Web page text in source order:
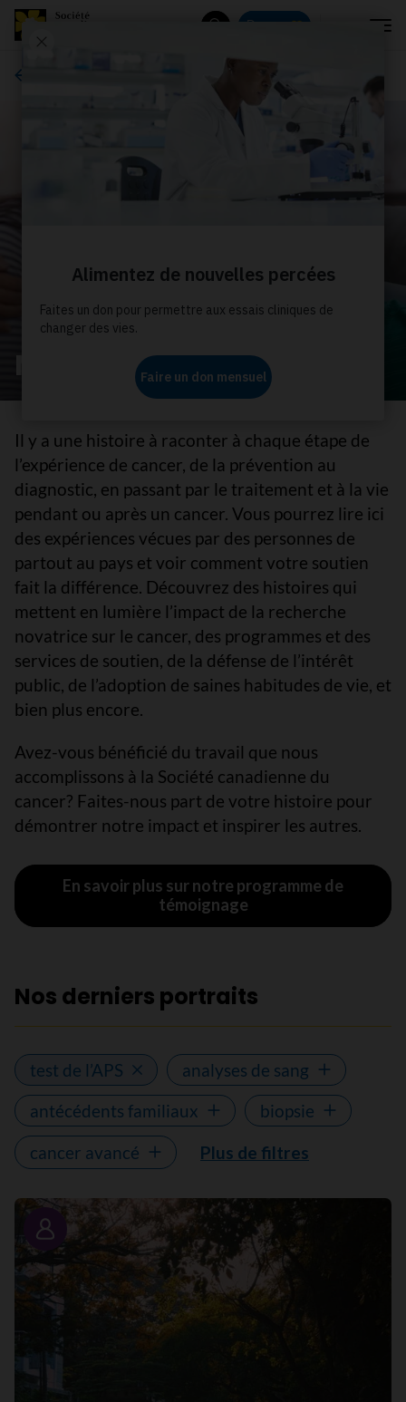
Donnez
Nos histoires
Il y a une histoire à raconter à chaque étape de
l’expérience de cancer, de la prévention au
diagnostic, en passant par le traitement et à la vie
pendant ou après un cancer. Vous pourrez lire ici
des expériences vécues par des personnes de
partout au pays et voir comment votre soutien
fait la différence. Découvrez des histoires qui
mettent en lumière l’impact de la recherche
novatrice sur le cancer, des programmes et des
services de soutien, de la défense de l’intérêt
public, de l’adoption de saines habitudes de vie, et
bien plus encore.
Avez-vous bénéficié du travail que nous
accomplissons à la Société canadienne du
cancer? Faites-nous part de votre histoire pour
démontrer notre impact et inspirer les autres.
En savoir plus sur notre programme de
témoignage
Nos derniers portraits
test de l’APS
analyses de sang
antécédents familiaux
biopsie
cancer avancé
Plus de filtres
Portrait